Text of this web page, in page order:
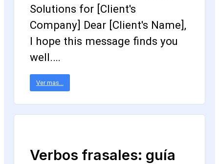
Solutions for [Client's
Company] Dear [Client's Name],
I hope this message finds you
well.…
Ver mas...
Verbos frasales: guía